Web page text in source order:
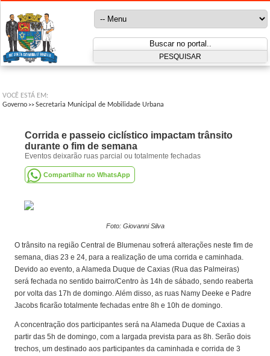
VOCÊ ESTÁ EM:
Governo >>Secretaria Municipal de Mobilidade Urbana
Corrida e passeio ciclístico impactam trânsito
durante o fim de semana
Eventos deixarão ruas parcial ou totalmente fechadas
Compartilhar no WhatsApp
Foto: Giovanni Silva
O trânsito na região Central de Blumenau sofrerá alterações neste fim de
semana, dias 23 e 24, para a realização de uma corrida e caminhada.
Devido ao evento, a Alameda Duque de Caxias (Rua das Palmeiras)
será fechada no sentido bairro/Centro às 14h de sábado, sendo reaberta
por volta das 17h de domingo. Além disso, as ruas Namy Deeke e Padre
Jacobs ficarão totalmente fechadas entre 8h e 10h de domingo.
A concentração dos participantes será na Alameda Duque de Caxias a
partir das 5h de domingo, com a largada prevista para as 8h. Serão dois
trechos, um destinado aos participantes da caminhada e corrida de 3